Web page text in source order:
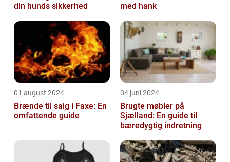
din hunds sikkerhed
med hank
01 august 2024
Brænde til salg i Faxe: En
omfattende guide
04 juni 2024
Brugte møbler på
Sjælland: En guide til
bæredygtig indretning